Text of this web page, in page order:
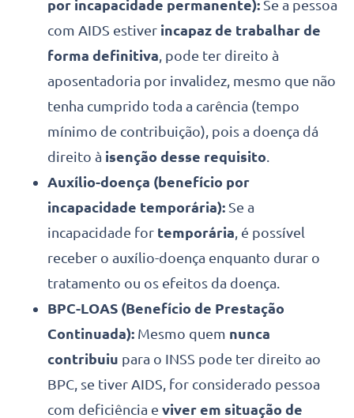
por incapacidade permanente): Se a pessoa
com AIDS estiver incapaz de trabalhar de
forma definitiva , pode ter direito à
aposentadoria por invalidez, mesmo que não
tenha cumprido toda a carência (tempo
mínimo de contribuição), pois a doença dá
direito à isenção desse requisito
Auxílio-doença (benefício por
incapacidade temporária): Se a
incapacidade for temporária , é possível
receber o auxílio-doença enquanto durar o
tratamento ou os efeitos da doença.
BPC-LOAS (Benefício de Prestação
Continuada): Mesmo quem nunca
contribuiu para o INSS pode ter direito ao
BPC, se tiver AIDS, for considerado pessoa
com deficiência e viver em situação de